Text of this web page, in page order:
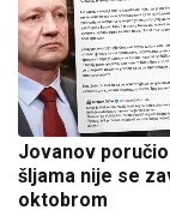
Jovanov
šljama nije se
oktobrom